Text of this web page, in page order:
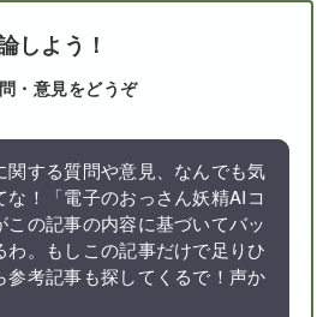
しよう！
・意見をどうぞ
関する質問や意見、なんでも気
な！「電子のおっさん妖精AIコ
この記事の内容に基づいてバッ
わ。もしこの記事だけで足りひ
参考記事も探してくるで！声か